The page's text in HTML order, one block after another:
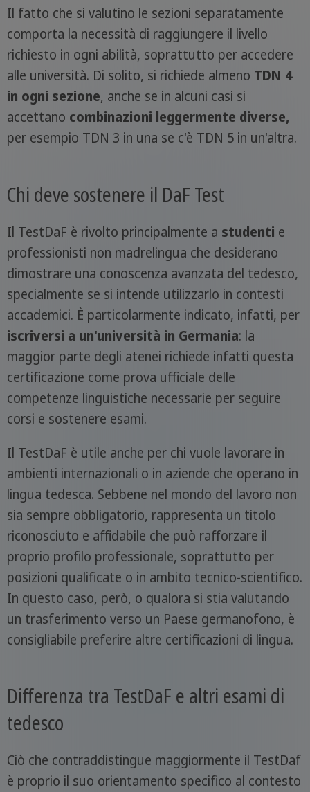
Il fatto che si valutino le sezioni separatamente
comporta la necessità di raggiungere il livello
richiesto in ogni abilità, soprattutto per accedere
alle università. Di solito, si richiede almeno TDN 4
in ogni sezione, anche se in alcuni casi si
accettano combinazioni leggermente diverse,
per esempio TDN 3 in una se c'è TDN 5 in un'altra.
Chi deve sostenere il DaF Test
Il TestDaF è rivolto principalmente a studenti e
professionisti non madrelingua che desiderano
dimostrare una conoscenza avanzata del tedesco,
specialmente se si intende utilizzarlo in contesti
accademici. È particolarmente indicato, infatti, per
iscriversi a un'università in Germania: la
maggior parte degli atenei richiede infatti questa
certificazione come prova ufficiale delle
competenze linguistiche necessarie per seguire
corsi e sostenere esami.
Il TestDaF è utile anche per chi vuole lavorare in
ambienti internazionali o in aziende che operano in
lingua tedesca. Sebbene nel mondo del lavoro non
sia sempre obbligatorio, rappresenta un titolo
riconosciuto e affidabile che può rafforzare il
proprio profilo professionale, soprattutto per
posizioni qualificate o in ambito tecnico-scientifico.
In questo caso, però, o qualora si stia valutando
un trasferimento verso un Paese germanofono, è
consigliabile preferire altre certificazioni di lingua.
Differenza tra TestDaF e altri esami di
tedesco
Ciò che contraddistingue maggiormente il TestDaf
è proprio il suo orientamento specifico al contesto